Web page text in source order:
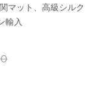
マット、高級シルク
輸入